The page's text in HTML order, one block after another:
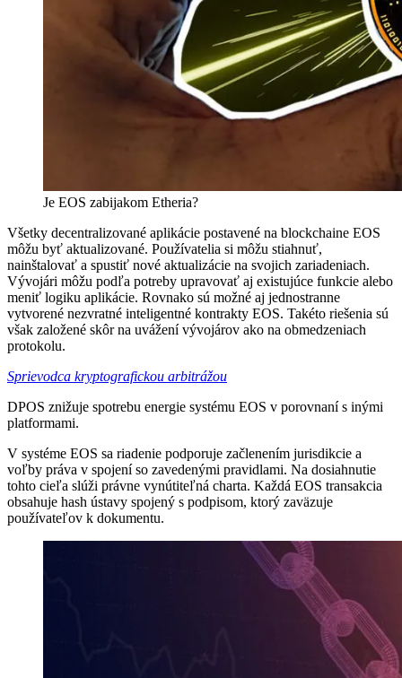
Je EOS zabijakom Etheria?
Všetky decentralizované aplikácie postavené na blockchaine EOS
môžu byť aktualizované. Používatelia si môžu stiahnuť,
nainštalovať a spustiť nové aktualizácie na svojich zariadeniach.
Vývojári môžu podľa potreby upravovať aj existujúce funkcie alebo
meniť logiku aplikácie. Rovnako sú možné aj jednostranne
vytvorené nezvratné inteligentné kontrakty EOS. Takéto riešenia sú
však založené skôr na uvážení vývojárov ako na obmedzeniach
protokolu.
Sprievodca kryptografickou arbitrážou
DPOS znižuje spotrebu energie systému EOS v porovnaní s inými
platformami.
V systéme EOS sa riadenie podporuje začlenením jurisdikcie a
voľby práva v spojení so zavedenými pravidlami. Na dosiahnutie
tohto cieľa slúži právne vynútiteľná charta. Každá EOS transakcia
obsahuje hash ústavy spojený s podpisom, ktorý zaväzuje
používateľov k dokumentu.